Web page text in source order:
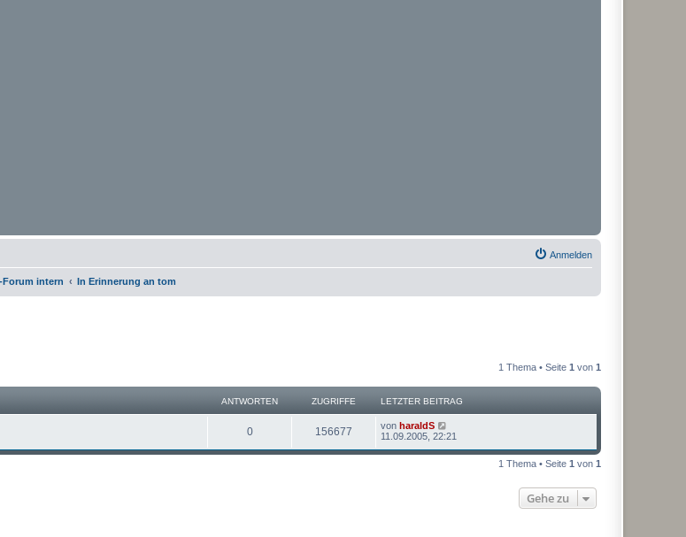
Anmelden
Forum intern In Erinnerung an tom
1 Thema • Seite 1 von 1
ANTWORTEN ZUGRIFFE LETZTER BEITRAG
0 156677 von haraldS
11.09.2005, 22:21
1 Thema • Seite 1 von 1
Gehe zu